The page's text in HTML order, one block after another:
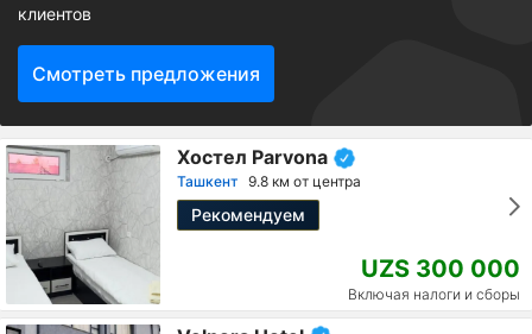
клиентов
Смотреть предложения
Хостел Parvona
Ташкент 9.8 км от центра
Рекомендуем
UZS 300 000
Включая налоги и сборы